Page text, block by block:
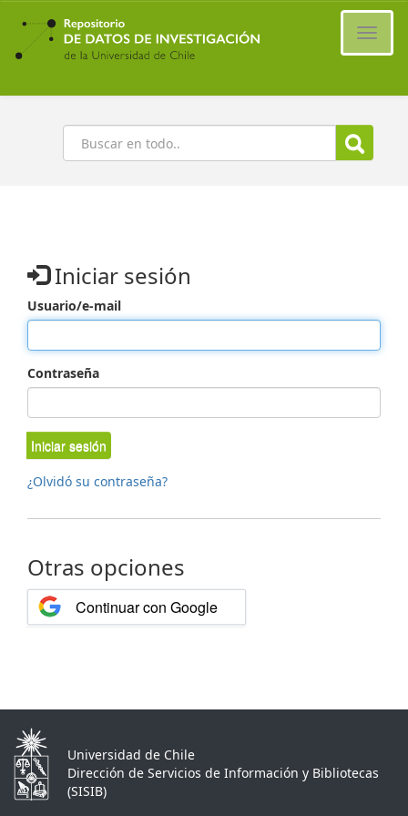
Ir
contenido
principal
Buscar
Iniciar sesión
Usuario/e-mail
Contraseña
Iniciar sesión
¿Olvidó su contraseña?
Otras opciones
Continuar con Google
Universidad de Chile
Dirección de Servicios de Información y Bibliotecas
(SISIB)